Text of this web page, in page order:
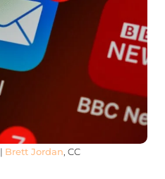
Brett Jordan , CC